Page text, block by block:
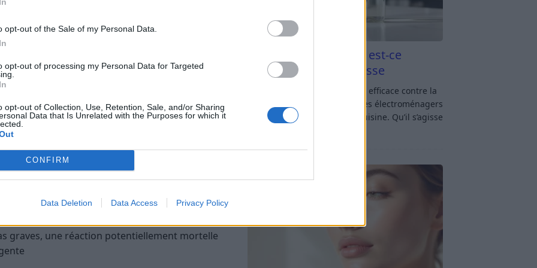
opt-out of the Sale of my Personal Data.
opt-out of processing my Personal Data for Targeted
opt-out of Collection, Use, Retention, Sale, and/or Sharing
Data that Is Unrelated with the Purposes for which it
CONFIRM
Data Deletion Data Access Privacy Policy
ou perturbent le fonctionnement normal
pas liée à une réponse immunitaire spécifique,
infectieux.
rapidement après la consommation de
du visage, des lèvres, de la langue ou de
d’étouffement
ou diarrhée
graves, une réaction potentiellement mortelle
Vinaigre blanc et four est-ce
efficace contre la graisse
Vinaigre blanc et four : est-ce efficace contre la
graisse ? Le four fait partie des électroménagers
les plus sollicités dans une cuisine. Qu’il s’agisse